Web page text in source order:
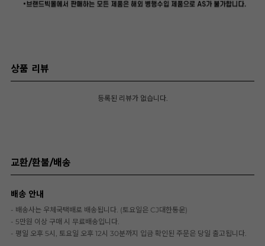
상품 리뷰
등록된 리뷰가 없습니다.
교환/환불/배송
배송 안내
- 배송사는 우체국택배로 배송됩니다. (토요일은 CJ대한통운)
- 5만원 이상 구매 시 무료배송입니다.
- 평일 오후 5시, 토요일 오후 12시 30분까지 입금 확인된 주문은 당일 출고됩니다.